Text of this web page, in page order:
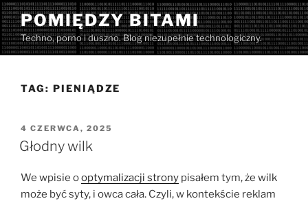
Przejdź
do
treści
POMIĘDZY BITAMI
Techno, porno i duszno. Blog niezupełnie technologiczny.
TAG: PIENIĄDZE
OPUBLIKOWANE
W
4 CZERWCA, 2025
Głodny wilk
We wpisie ooptymalizacji strony pisałem tym, że wilk
może być syty, i owca cała. Czyli, w kontekście reklam